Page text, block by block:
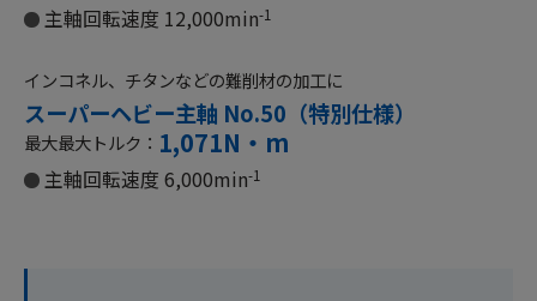
主軸回転速度 12,000min-1
インコネル、チタンなどの難削材の加工に
スーパーヘビー主軸 No.50（特別仕様）
最大最大トルク： 1,071N・m
主軸回転速度 6,000min-1